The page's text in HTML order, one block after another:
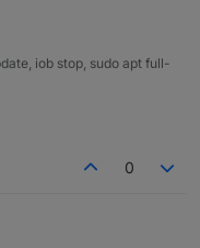
iob stop, sudo apt full-
0